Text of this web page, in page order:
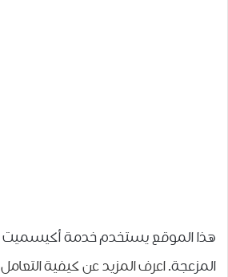
هذا الموقع يستخدم خدمة أكيسميت
المزعجة.اعرف المزيد عن كيفية التعامل